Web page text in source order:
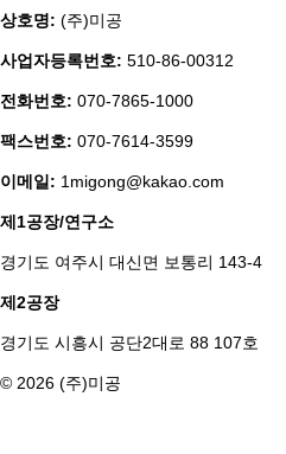
상호명: (주)미공
사업자등록번호: 510-86-00312
전화번호: 070-7865-1000
팩스번호: 070-7614-3599
이메일: 1migong@kakao.com
제1공장/연구소
경기도 여주시 대신면 보통리 143-4
제2공장
경기도 시흥시 공단2대로 88 107호
© 2026 (주)미공